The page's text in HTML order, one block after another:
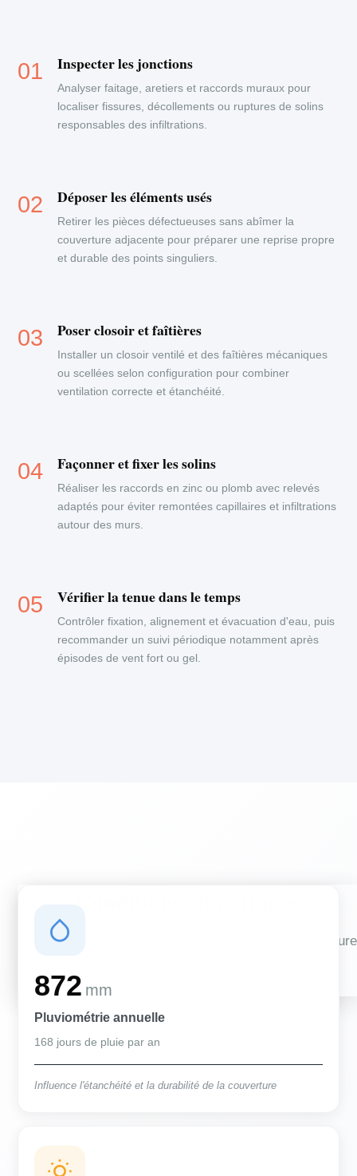
Inspecter les jonctions
Analyser faitage, aretiers et raccords muraux pour
localiser fissures, décollements ou ruptures de solins
responsables des infiltrations.
Déposer les éléments usés
Retirer les pièces défectueuses sans abîmer la
couverture adjacente pour préparer une reprise propre
et durable des points singuliers.
Poser closoir et faîtières
Installer un closoir ventilé et des faîtières mécaniques
ou scellées selon configuration pour combiner
ventilation correcte et étanchéité.
Façonner et fixer les solins
Réaliser les raccords en zinc ou plomb avec relevés
adaptés pour éviter remontées capillaires et infiltrations
autour des murs.
Vérifier la tenue dans le temps
Contrôler fixation, alignement et évacuation d'eau, puis
recommander un suivi périodique notamment après
épisodes de vent fort ou gel.
Des conditions qui influencent vos travaux de couverture
872 mm
Pluviométrie annuelle
168 jours de pluie par an
Influence l'étanchéité et la durabilité de la couverture